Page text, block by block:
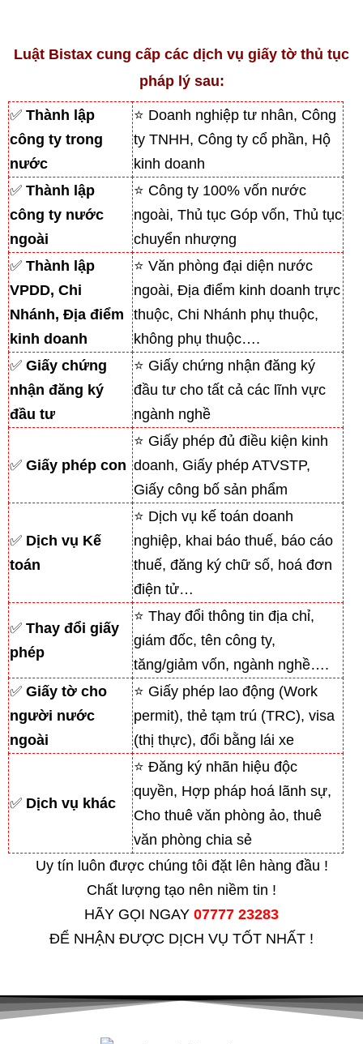
Luật Bistax cung cấp các dịch vụ giấy tờ thủ tục
pháp lý sau:
✅ Thành lập
công ty trong
nước
⭐ Doanh nghiệp tư nhân, Công
ty TNHH, Công ty cổ phần, Hộ
kinh doanh
✅ Thành lập
công ty nước
ngoài
⭐ Công ty 100% vốn nước
ngoài, Thủ tục Góp vốn, Thủ tục
chuyển nhượng
✅ Thành lập
VPDD, Chi
Nhánh, Địa điểm
kinh doanh
⭐ Văn phòng đại diện nước
ngoài, Địa điểm kinh doanh trực
thuộc, Chi Nhánh phụ thuộc,
không phụ thuộc….
✅ Giấy chứng
nhận đăng ký
đầu tư
⭐ Giấy chứng nhận đăng ký
đầu tư cho tất cả các lĩnh vực
ngành nghề
✅ Giấy phép con
⭐ Giấy phép đủ điều kiện kinh
doanh, Giấy phép ATVSTP,
Giấy công bố sản phẩm
✅ Dịch vụ Kế
toán
⭐ Dịch vụ kế toán doanh
nghiệp, khai báo thuế, báo cáo
thuế, đăng ký chữ số, hoá đơn
điện tử…
✅ Thay đổi giấy
phép
⭐ Thay đổi thông tin địa chỉ,
giám đốc, tên công ty,
tăng/giảm vốn, ngành nghề….
✅ Giấy tờ cho
người nước
ngoài
⭐ Giấy phép lao động (Work
permit), thẻ tạm trú (TRC), visa
(thị thực), đổi bằng lái xe
✅ Dịch vụ khác
⭐ Đăng ký nhãn hiệu độc
quyền, Hợp pháp hoá lãnh sự,
Cho thuê văn phòng ảo, thuê
văn phòng chia sẻ
Uy tín luôn được chúng tôi đặt lên hàng đầu !
Chất lượng tạo nên niềm tin !
HÃY GỌI NGAY 07777 23283
ĐỂ NHẬN ĐƯỢC DỊCH VỤ TỐT NHẤT !